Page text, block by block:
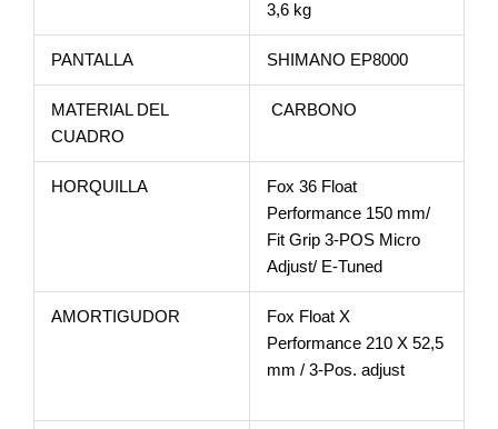
3,6 kg
PANTALLA SHIMANO EP8000
MATERIAL DEL
CUADRO
CARBONO
HORQUILLA
Fox 36 Float
Performance 150 mm/
Fit Grip 3-POS Micro
Adjust/ E-Tuned
AMORTIGUDOR
Fox Float X
Performance 210 X 52,5
mm / 3-Pos. adjust